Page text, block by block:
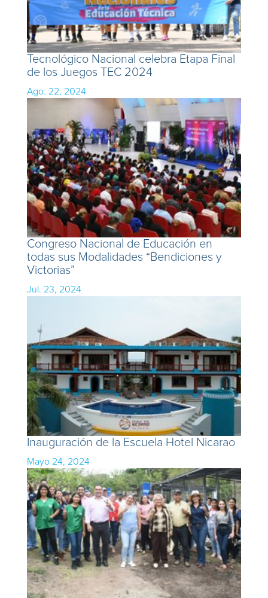
Tecnológico Nacional celebra Etapa Final
de los Juegos TEC 2024
Ago. 22, 2024
Congreso Nacional de Educación en
todas sus Modalidades “Bendiciones y
Victorias”
Jul. 23, 2024
Inauguración de la Escuela Hotel Nicarao
Mayo 24, 2024